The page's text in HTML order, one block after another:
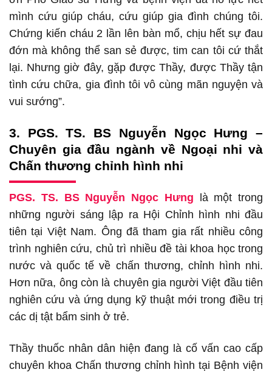
mình cứu giúp cháu, cứu giúp gia đình chúng tôi.
Chứng kiến cháu 2 lần lên bàn mổ, chịu hết sự đau
đớn mà không thể san sẻ được, tim can tôi cứ thắt
lại. Nhưng giờ đây, gặp được Thầy, được Thầy tận
tình cứu chữa, gia đình tôi vô cùng mãn nguyện và
vui sướng”.
3. PGS. TS. BS Nguyễn Ngọc Hưng –
Chuyên gia đầu ngành về Ngoại nhi và
Chấn thương chỉnh hình nhi
PGS. TS. BS Nguyễn Ngọc Hưng là một trong
những người sáng lập ra Hội Chỉnh hình nhi đầu
tiên tại Việt Nam. Ông đã tham gia rất nhiều công
trình nghiên cứu, chủ trì nhiều đề tài khoa học trong
nước và quốc tế về chấn thương, chỉnh hình nhi.
Hơn nữa, ông còn là chuyên gia người Việt đầu tiên
nghiên cứu và ứng dụng kỹ thuật mới trong điều trị
các dị tật bẩm sinh ở trẻ.
Thầy thuốc nhân dân hiện đang là cố vấn cao cấp
chuyên khoa Chấn thương chỉnh hình tại Bệnh viện